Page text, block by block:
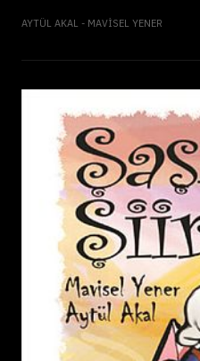
AYTÜL AKAL - MAVISEL YENER